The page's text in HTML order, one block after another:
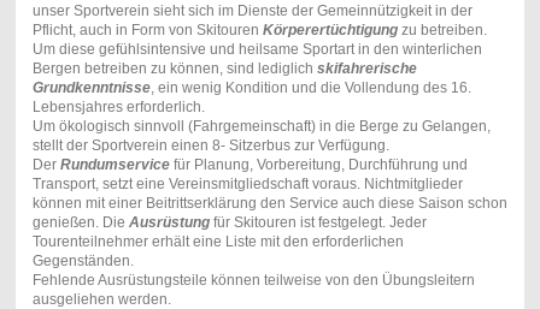
unser Sportverein sieht sich im Dienste der Gemeinnützigkeit in der
Pflicht, auch in Form von Skitouren Körperertüchtigungzu betreiben.
Um diese gefühlsintensive und heilsame Sportart in den winterlichen
Bergen betreiben zu können, sind lediglich skifahrerische
Grundkenntnisse, ein wenig Kondition und die Vollendung des 16.
Lebensjahres erforderlich.
Um ökologisch sinnvoll (Fahrgemeinschaft) in die Berge zu Gelangen,
stellt der Sportverein einen 8- Sitzerbus zur Verfügung.
Der Rundumservicefür Planung, Vorbereitung, Durchführung und
Transport, setzt eine Vereinsmitgliedschaft voraus. Nichtmitglieder
können mit einer Beitrittserklärung den Service auch diese Saison schon
genießen. Die Ausrüstungfür Skitouren ist festgelegt. Jeder
Tourenteilnehmer erhält eine Liste mit den erforderlichen
Gegenständen.
Fehlende Ausrüstungsteile können teilweise von den Übungsleitern
ausgeliehen werden.